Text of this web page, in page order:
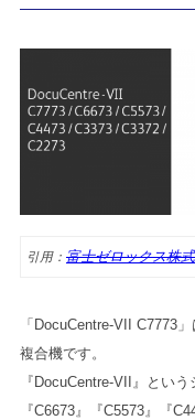
引用： 富士ゼロックス株
「DocuCentre-VII C7773
複合機です。
『DocuCentre-VII』とい
『C6673』『C5573』『